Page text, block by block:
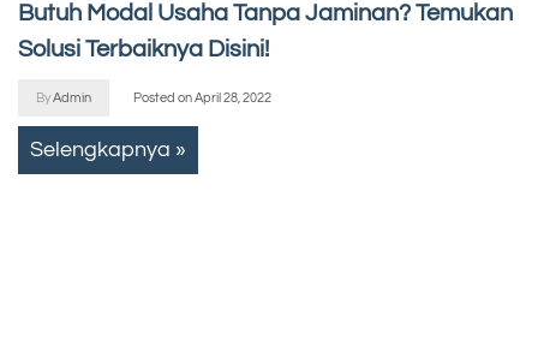
Butuh Modal Usaha Tanpa Jaminan? Temukan
Solusi Terbaiknya Disini!
ByAdmin Posted onApril 28, 2022
Selengkapnya »